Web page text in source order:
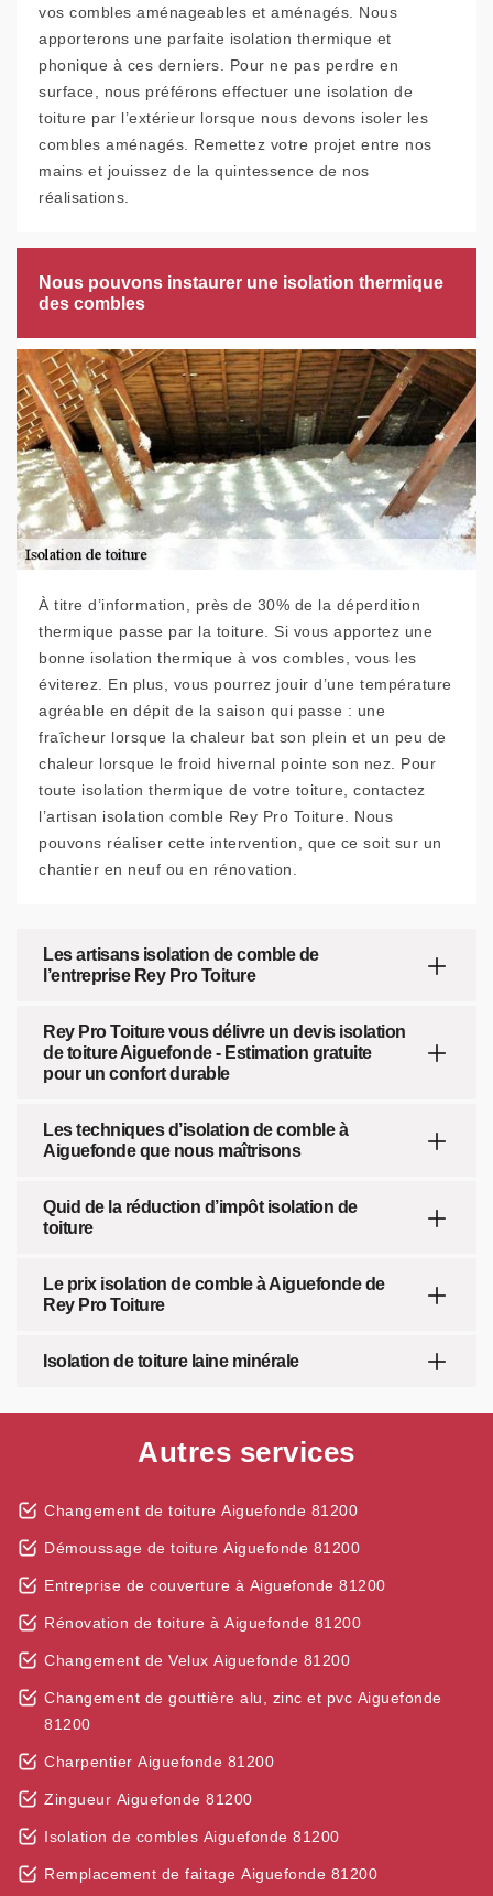
vos combles aménageables et aménagés. Nous
apporterons une parfaite isolation thermique et
phonique à ces derniers. Pour ne pas perdre en
surface, nous préférons effectuer une isolation de
toiture par l’extérieur lorsque nous devons isoler les
combles aménagés. Remettez votre projet entre nos
mains et jouissez de la quintessence de nos
réalisations.
Nous pouvons instaurer une isolation thermique
des combles
À titre d’information, près de 30% de la déperdition
thermique passe par la toiture. Si vous apportez une
bonne isolation thermique à vos combles, vous les
éviterez. En plus, vous pourrez jouir d’une température
agréable en dépit de la saison qui passe : une
fraîcheur lorsque la chaleur bat son plein et un peu de
chaleur lorsque le froid hivernal pointe son nez. Pour
toute isolation thermique de votre toiture, contactez
l’artisan isolation comble Rey Pro Toiture. Nous
pouvons réaliser cette intervention, que ce soit sur un
chantier en neuf ou en rénovation.
Les artisans isolation de comble de
l’entreprise Rey Pro Toiture
Rey Pro Toiture vous délivre un devis isolation
de toiture Aiguefonde - Estimation gratuite
pour un confort durable
Les techniques d’isolation de comble à
Aiguefonde que nous maîtrisons
Quid de la réduction d’impôt isolation de
toiture
Le prix isolation de comble à Aiguefonde de
Rey Pro Toiture
Isolation de toiture laine minérale
Autres services
Changement de toiture Aiguefonde 81200
Démoussage de toiture Aiguefonde 81200
Entreprise de couverture à Aiguefonde 81200
Rénovation de toiture à Aiguefonde 81200
Changement de Velux Aiguefonde 81200
Changement de gouttière alu, zinc et pvc Aiguefonde
81200
Charpentier Aiguefonde 81200
Zingueur Aiguefonde 81200
Isolation de combles Aiguefonde 81200
Remplacement de faitage Aiguefonde 81200